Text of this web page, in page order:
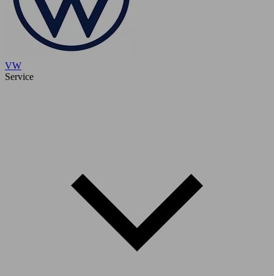
VW
Service